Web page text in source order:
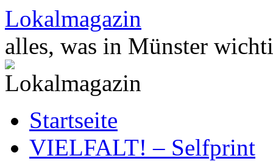
Zum
Inhalt
springen
Lokalmagazin
alles, was in Münster
Startseite
VIELFALT! – Selfprint